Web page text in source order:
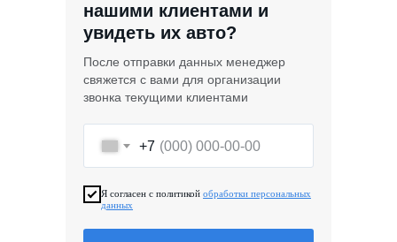
+7
Я согласен с политикой обработки персональных
данных
нашими клиентами и
увидеть их авто?
После отправки данных менеджер
свяжется с вами для организации
звонка текущими клиентами